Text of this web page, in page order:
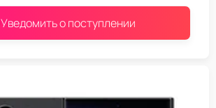
Уведомить о поступлении